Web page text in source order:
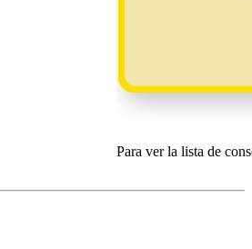
Para ver la lista de